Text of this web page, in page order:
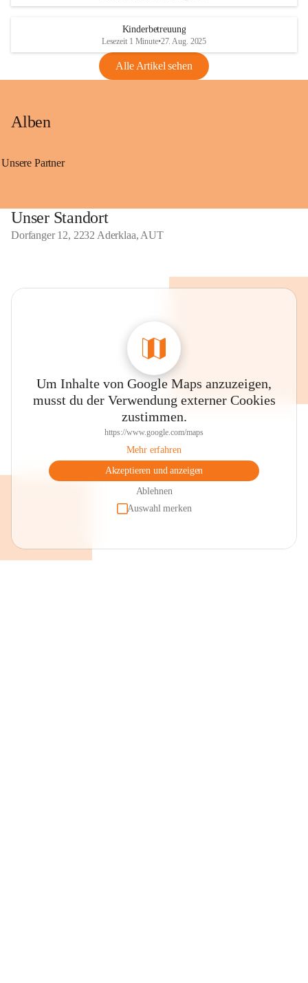
Kinderbetreuung
Lesezeit 1 Minute•27. Aug. 2025
Alle Artikel sehen
Alben
Unsere Partner
Unser Standort
Dorfanger 12, 2232 Aderklaa, AUT
Um Inhalte von Google Maps anzuzeigen,
musst du der Verwendung externer Cookies
zustimmen.
https://www.google.com/maps
Mehr erfahren
Akzeptieren und anzeigen
Ablehnen
Auswahl merken